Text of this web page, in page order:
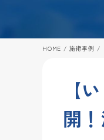
HOME / 施術事例 /
【
開